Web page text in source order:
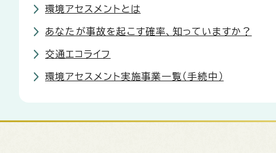
環境アセスメントとは
あなたが事故を起こす確率、知っていますか？
交通エコライフ
環境アセスメント実施事業一覧（手続中）